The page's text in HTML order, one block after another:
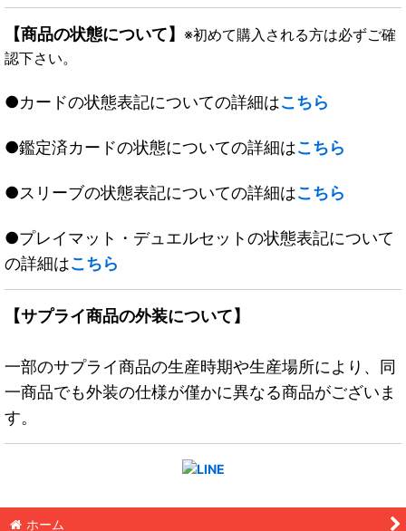
【商品の状態について】 ※初めて購入される方は必ずご確
認下さい。
●カードの状態表記についての詳細はこちら
●鑑定済カードの状態についての詳細はこちら
●スリーブの状態表記についての詳細はこちら
●プレイマット・デュエルセットの状態表記について
の詳細はこちら
【サプライ商品の外装について】
一部のサプライ商品の生産時期や生産場所により、同
一商品でも外装の仕様が僅かに異なる商品がございま
す。
ホーム